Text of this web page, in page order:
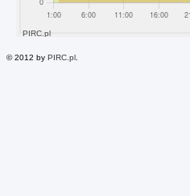
© 2012 by PIRC.pl